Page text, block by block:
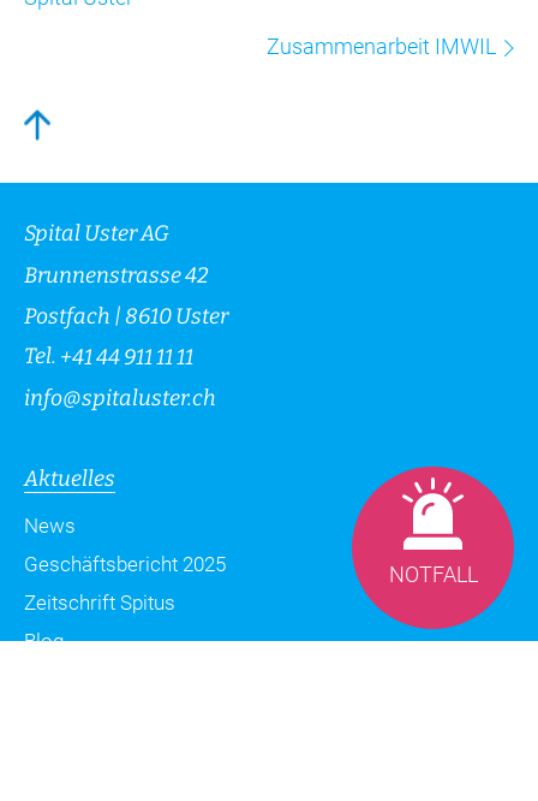
Zusammenarbeit IMWIL
NOTFALL
Spital Uster AG
Brunnenstrasse 42
Postfach | 8610 Uster
Tel. +41 44 911 11 11
info@spitaluster.ch
Aktuelles
News
Geschäftsbericht 2025
Zeitschrift Spitus
Blog